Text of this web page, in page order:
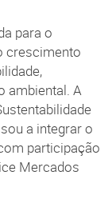
para o
crescimento
ambiental. A
a integrar o
participação
Mercados